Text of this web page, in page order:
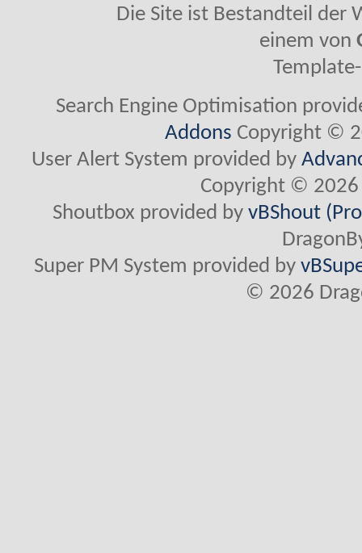
Die Site ist Bestandteil der
einem von
Search Engine Optimisation
Addons Copyright ©
User Alert System provided by
Copyright © 2026
Shoutbox provided byvBShout
Super PM System provided by
© 2026